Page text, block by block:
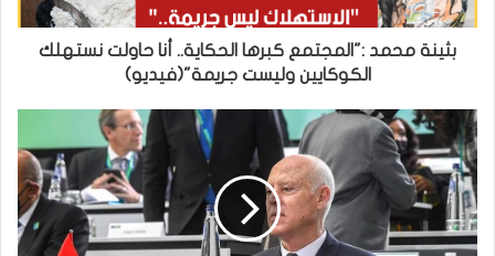
بثينة محمد :"المجتمع كبرها الحكاية.. أنا حاولت نستهلك
الكوكايين وليست جريمة"(فيديو)